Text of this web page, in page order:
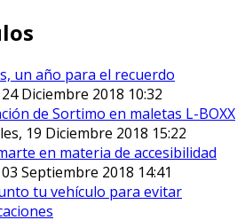
un año para el recuerdo
Diciembre 2018 10:32
de Sortimo en maletas L-BOXX
19 Diciembre 2018 15:22
en materia de accesibilidad
Septiembre 2018 14:41
tu vehículo para evitar